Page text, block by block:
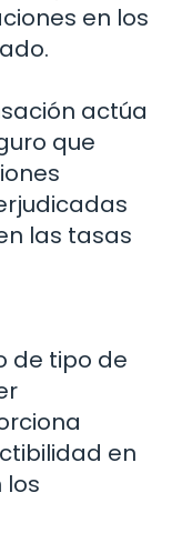
en los
actúa
que
las tasas
de tipo de
en
los